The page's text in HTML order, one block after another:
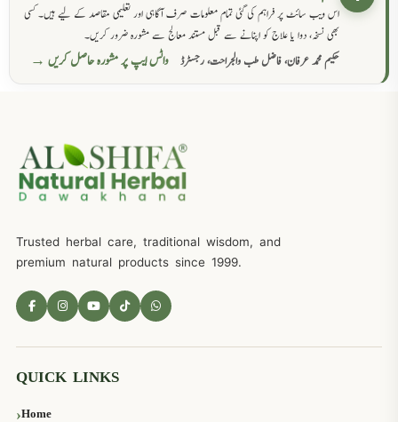
اس ویب سائٹ پر فراہم کی گئی تمام معلومات صرف آگاہی اور تعلیمی مقاصد کے لیے ہیں۔ کسی
بھی نسخہ، دوا یا علاج کو اپنانے سے قبل مستند معالج سے مشورہ ضرور کریں۔
حکیم محمد عرفان، فاضل طب والجراحت، رجسٹرڈ
واٹس ایپ پر مشورہ حاصل کریں →
Trusted herbal care, traditional wisdom, and
premium natural products since 1999.
QUICK LINKS
Home